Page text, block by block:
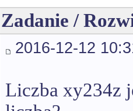
Zadanie /
2016-12-12
Liczba xy234z